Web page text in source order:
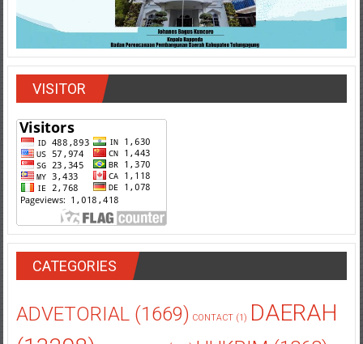
VISITOR
CATEGORIES
ADVETORIAL(1669) CONTACT(1) DAERAH